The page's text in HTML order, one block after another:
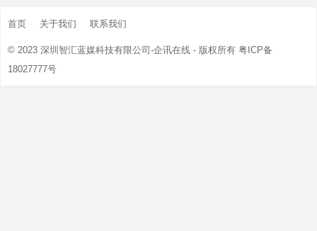
首页 关于我们 联系我们
© 2023 深圳智汇蓝媒科技有限公司-企讯在线 - 版权所有 粤ICP备
18027777号